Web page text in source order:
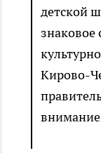
детской
Кирово-
внимание